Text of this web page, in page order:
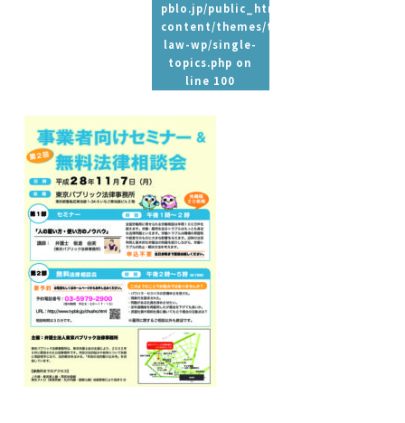
pblo.jp/public_html/wp-
content/themes/tpbc-
law-wp/single-
topics.php on
line 100